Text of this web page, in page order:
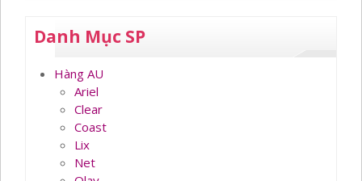
Danh Mục SP
Hàng AU
Ariel
Clear
Coast
Lix
Net